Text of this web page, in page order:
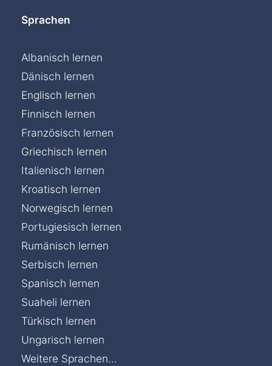
Sprachen
Albanisch lernen
Dänisch lernen
Englisch lernen
Finnisch lernen
Französisch lernen
Griechisch lernen
Italienisch lernen
Kroatisch lernen
Norwegisch lernen
Portugiesisch lernen
Rumänisch lernen
Serbisch lernen
Spanisch lernen
Suaheli lernen
Türkisch lernen
Ungarisch lernen
Weitere Sprachen...